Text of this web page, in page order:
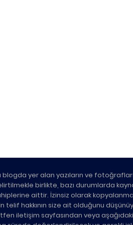
blogda yer alan yazıların ve
birlikte, bazı durumlarda
aittir. İzinsiz olarak
telif hakkının size ait olduğunu
iletişim sayfasından veya